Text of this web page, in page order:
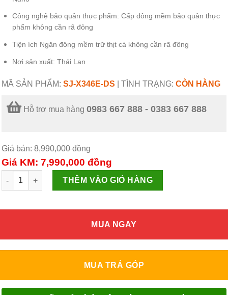
Công nghệ bảo quản thực phẩm: Cấp đông mềm bảo quản thực
phẩm không cần rã đông
Tiện ích Ngăn đông mềm trữ thịt cá không cần rã đông
Nơi sản xuất: Thái Lan
MÃ SẢN PHẨM: SJ-X346E-DS TÌNH TRẠNG: CÒN HÀNG
Hỗ trợ mua hàng 0983 667 888 - 0383 667 888
Giá bán: 8,990,000đồng
Giá KM: 7,990,000 đồng
Tủ lạnh Sharp Inverter 315 lít SJ-X346E-DS số lượng
THÊM VÀO GIỎ HÀNG
MUA NGAY
MUA TRẢ GÓP